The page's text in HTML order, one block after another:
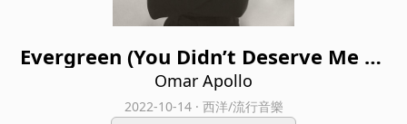
Evergreen (You Didn’t Deserve Me At
All) (Live At NPR's Tiny Desk)
Omar Apollo
2022-10-14 · 西洋/流行音樂